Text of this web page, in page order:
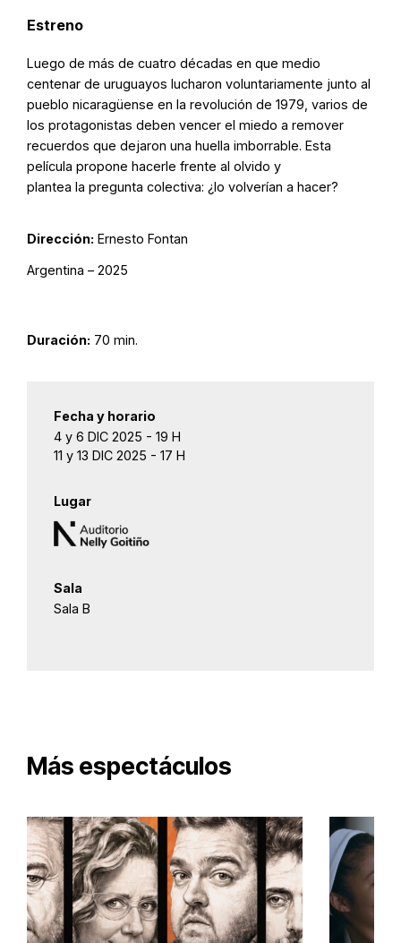
Estreno
Luego de más de cuatro décadas en que medio
centenar de uruguayos lucharon voluntariamente junto al
pueblo nicaragüense en la revolución de 1979, varios de
los protagonistas deben vencer el miedo a remover
recuerdos que dejaron una huella imborrable. Esta
película propone hacerle frente al olvido y
plantea la pregunta colectiva: ¿lo volverían a hacer?
Dirección: Ernesto Fontan
Argentina – 2025
Duración: 70 min.
Fecha y horario
4 y 6 DIC 2025 - 19 H
11 y 13 DIC 2025 - 17 H
Lugar
Sala
Sala B
Más espectáculos